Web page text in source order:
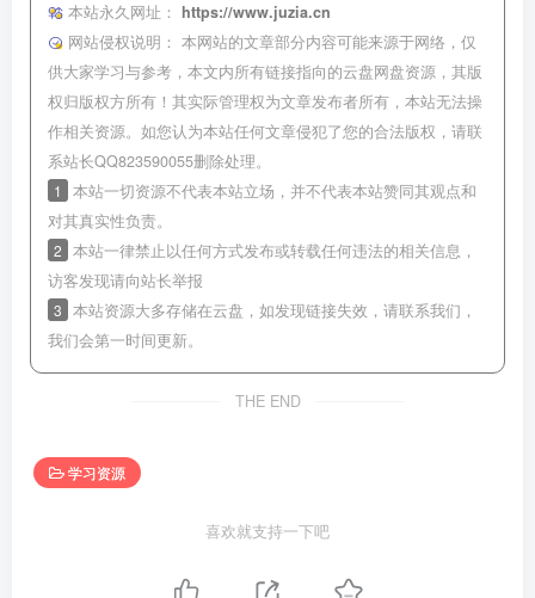
本站永久网址：
https://www.juzia.cn
网站侵权说明： 本网站的文章部分内容可能来源于网络，仅
供大家学习与参考，本文内所有链接指向的云盘网盘资源，其版
权归版权方所有！其实际管理权为文章发布者所有，本站无法操
作相关资源。如您认为本站任何文章侵犯了您的合法版权，请联
系站长QQ823590055删除处理。
1
本站一切资源不代表本站立场，并不代表本站赞同其观点和
对其真实性负责。
2 本站一律禁止以任何方式发布或转载任何违法的相关信息，
访客发现请向站长举报
3 本站资源大多存储在云盘，如发现链接失效，请联系我们，
我们会第一时间更新。
THE END
学习资源
喜欢就支持一下吧